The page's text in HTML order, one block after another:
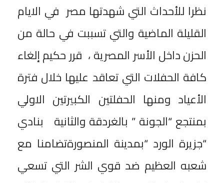
نظرا للأحداث التي شهدتها مصر في الايام
القليلة الماضية والتي تسببت في حالة من
الحزن داخل الأسر المصرية ، قرر حكيم إلغاء
كافة الحفلات التي تعاقد عليها خلال فترة
الأعياد ومنها الحفلتين الكبيرتين الاولي
بمنتجع “الجونة ” بالغردقة والثانية بنادي
“جزيرة الورد “بمدينة المنصورةتضامنا مع
شعبه العظيم ضد قوي الشر التي تسعي